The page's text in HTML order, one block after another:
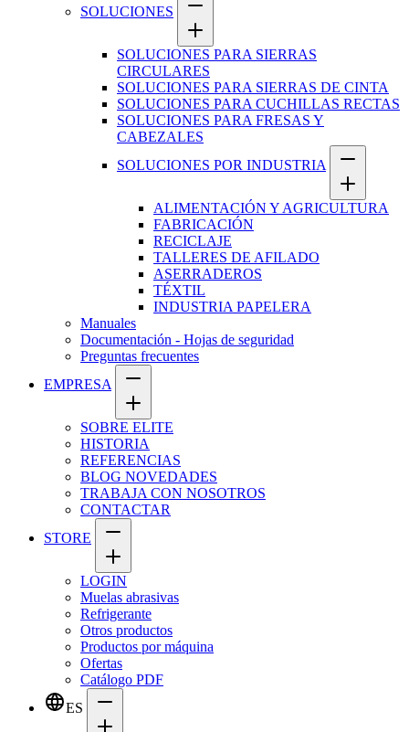
SOLUCIONES
SOLUCIONES PARA SIERRAS
CIRCULARES
SOLUCIONES PARA SIERRAS DE CINTA
SOLUCIONES PARA CUCHILLAS RECTAS
SOLUCIONES PARA FRESAS Y
CABEZALES
SOLUCIONES POR INDUSTRIA
ALIMENTACIÓN Y AGRICULTURA
FABRICACIÓN
RECICLAJE
TALLERES DE AFILADO
ASERRADEROS
TÉXTIL
INDUSTRIA PAPELERA
Manuales
Documentación - Hojas de seguridad
Preguntas frecuentes
EMPRESA
SOBRE ELITE
HISTORIA
REFERENCIAS
BLOG NOVEDADES
TRABAJA CON NOSOTROS
CONTACTAR
STORE
LOGIN
Muelas abrasivas
Refrigerante
Otros productos
Productos por máquina
Ofertas
Catálogo PDF
ES